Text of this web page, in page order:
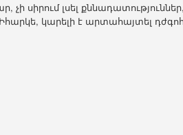
սիրում լսել
կարելի է արտահայտել